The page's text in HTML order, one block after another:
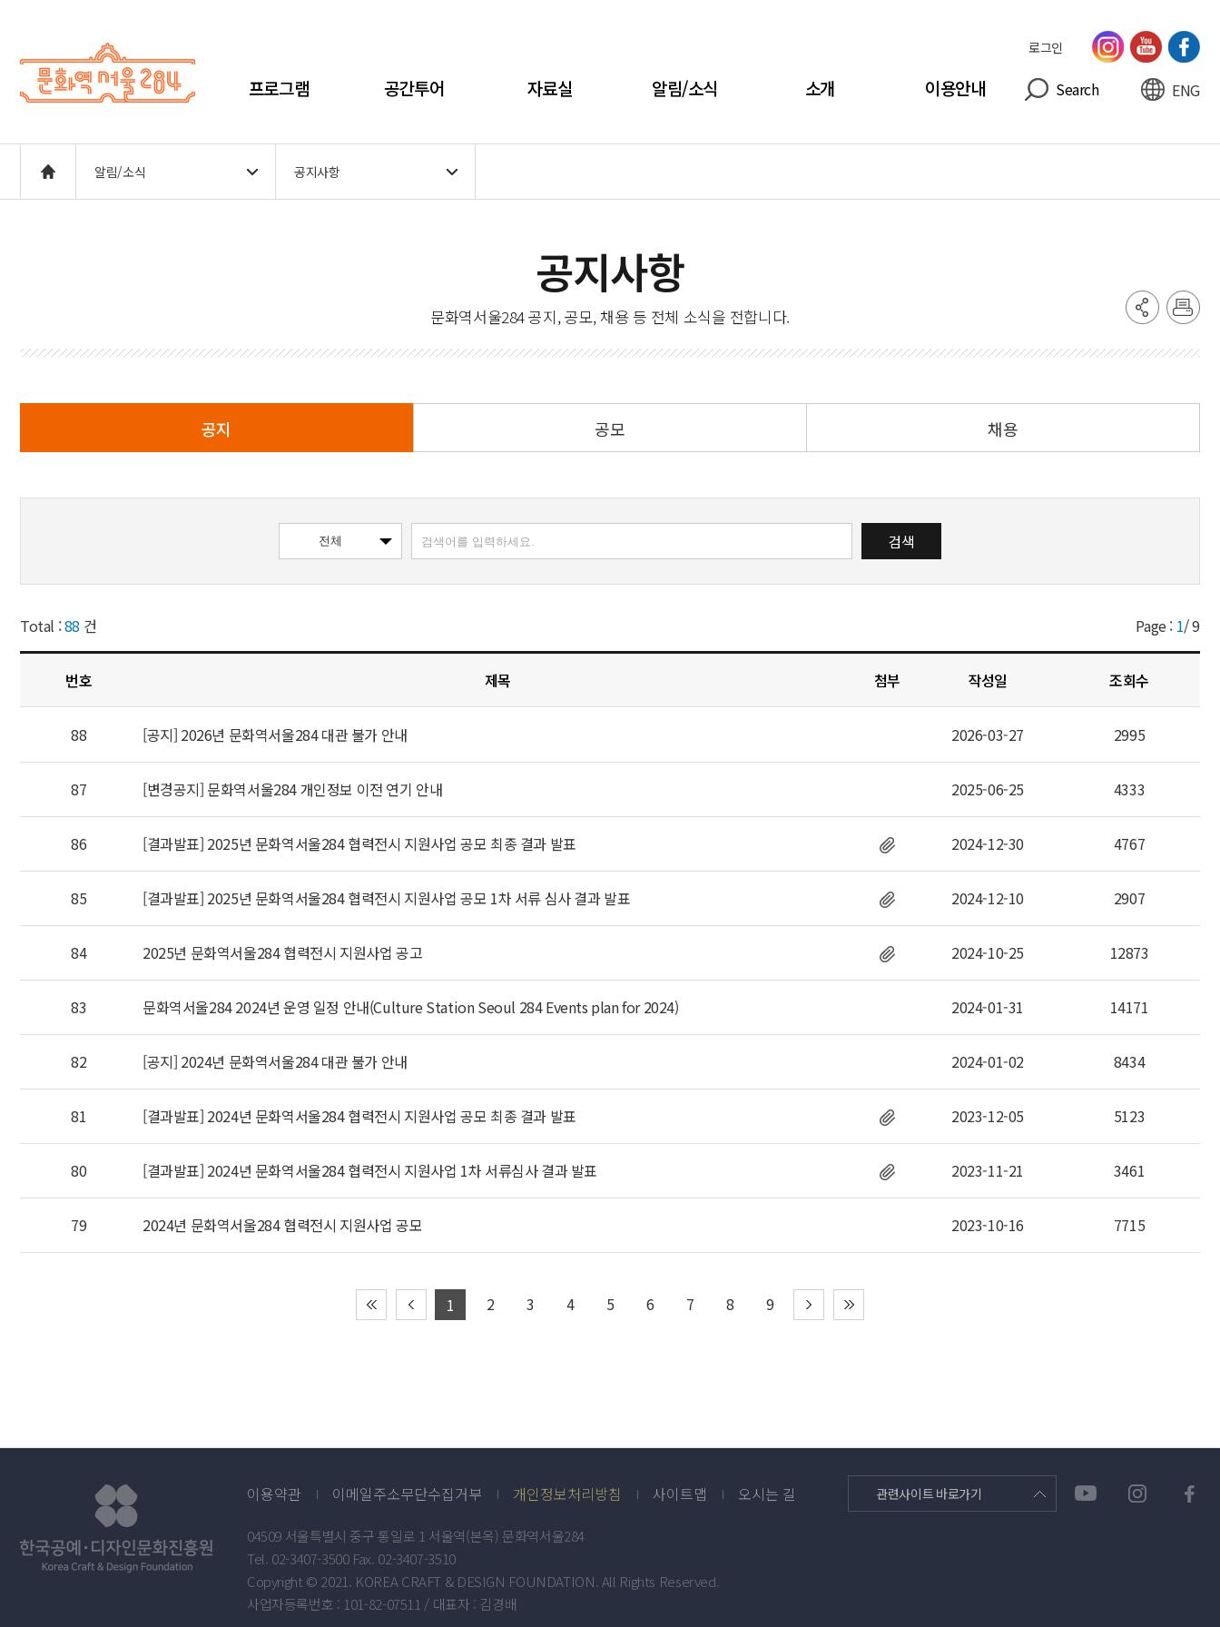
로그인
프로그램 공간투어 자료실 알림/소식 소개 이용안내 Search ENG
알림/소식 공지사항
공지사항
문화역서울284 공지, 공모, 채용 등 전체 소식을 전합니다.
공지 공모 채용
검색
Total :88 건 Page : 1/9
번호 제목 첨부 작성일 조회수
88 [공지] 2026년 문화역서울284 대관 불가 안내 2026-03-27 2995
87 [변경공지] 문화역서울284 개인정보 이전 연기 안내 2025-06-25 4333
86 [결과발표] 2025년 문화역서울284 협력전시 지원사업 공모 최종 결과 발표 2024-12-30 4767
85 [결과발표] 2025년 문화역서울284 협력전시 지원사업 공모 1차 서류 심사 결과 발표 2024-12-10 2907
84 2025년 문화역서울284 협력전시 지원사업 공고 2024-10-25 12873
83 문화역서울284 2024년 운영 일정 안내(Culture Station Seoul 284 Events plan for 2024) 2024-01-31 14171
82 [공지] 2024년 문화역서울284 대관 불가 안내 2024-01-02 8434
81 [결과발표] 2024년 문화역서울284 협력전시 지원사업 공모 최종 결과 발표 2023-12-05 5123
80 [결과발표] 2024년 문화역서울284 협력전시 지원사업 1차 서류심사 결과 발표 2023-11-21 3461
79 2024년 문화역서울284 협력전시 지원사업 공모 2023-10-16 7715
1 2 3 4 5 6 7 8 9
이용약관 이메일주소무단수집거부 개인정보처리방침 사이트맵 오시는 길 관련사이트 바로가기
04509 서울특별시 중구 통일로 1 서울역(본옥) 문화역서울284
Tel. 02-3407-3500 Fax. 02-3407-3510
Copyright © 2021. KOREA CRAFT & DESIGN FOUNDATION. All Rights Reserved.
사업자등록번호 : 101-82-07511 / 대표자 : 김경배